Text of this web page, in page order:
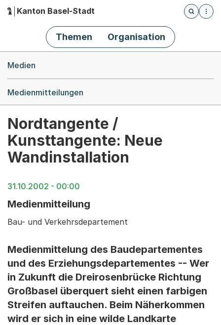
Hauptnavigation
Kanton Basel-Stadt
Öffnet
Themen Organisation
Medien
Medienmitteilungen
Nordtangente /
Kunsttangente: Neue
Wandinstallation
31.10.2002 - 00:00
Medienmitteilung
Bau- und Verkehrsdepartement
Medienmittelung des Baudepartementes
und des Erziehungsdepartementes -- Wer
in Zukunft die Dreirosenbrücke Richtung
Großbasel überquert sieht einen farbigen
Streifen auftauchen. Beim Näherkommen
wird er sich in eine wilde Landkarte